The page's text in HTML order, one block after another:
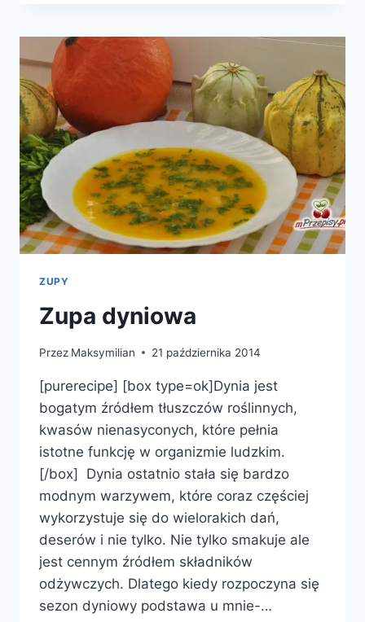
ZUPY
Zupa dyniowa
Przez Maksymilian 21 października 2014
[purerecipe] [box type=ok]Dynia jest
bogatym źródłem tłuszczów roślinnych,
kwasów nienasyconych, które pełnia
istotne funkcję w organizmie ludzkim.
[/box] Dynia ostatnio stała się bardzo
modnym warzywem, które coraz częściej
wykorzystuje się do wielorakich dań,
deserów i nie tylko. Nie tylko smakuje ale
jest cennym źródłem składników
odżywczych. Dlatego kiedy rozpoczyna się
sezon dyniowy podstawa u mnie-…